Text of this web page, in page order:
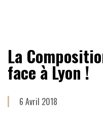
La
face à Lyon !
6 Avril 2018